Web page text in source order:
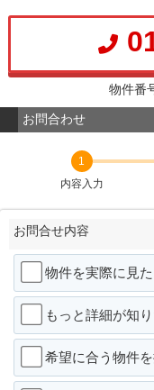
物件番
お問合わせ
1
内容入力
お問合せ内容
物件を実際に見
もっと詳細が知
希望に合う物件